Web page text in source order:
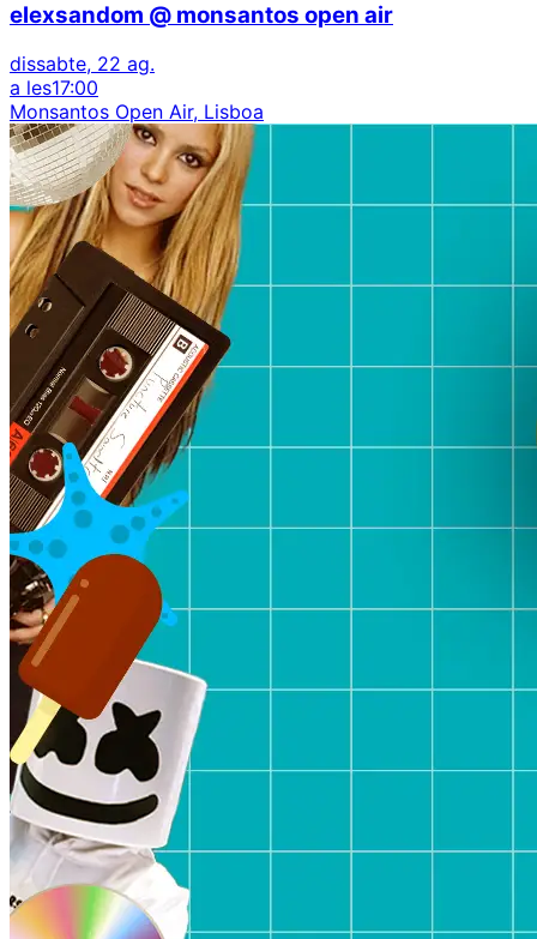
elexsandom @ monsantos open air
dissabte, 22 ag.
a les17:00
Monsantos Open Air, Lisboa